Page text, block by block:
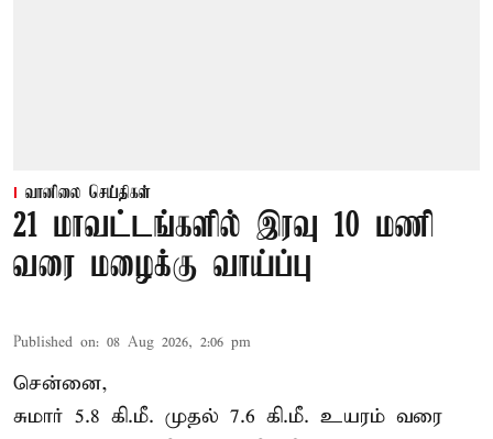
வானிலை செய்திகள்
21 மாவட்டங்களில் இரவு 10 மணி
வரை மழைக்கு வாய்ப்பு
Published on: 08 Aug 2026, 2:06 pm
சென்னை,
சுமார் 5.8 கி.மீ. முதல் 7.6 கி.மீ. உயரம் வரை